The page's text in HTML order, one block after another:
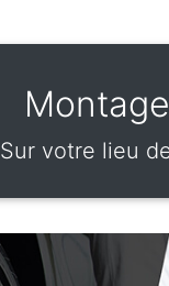
Sur votre lieu